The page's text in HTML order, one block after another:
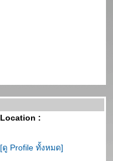
Location :
[ดู Profile ทั้งหมด]